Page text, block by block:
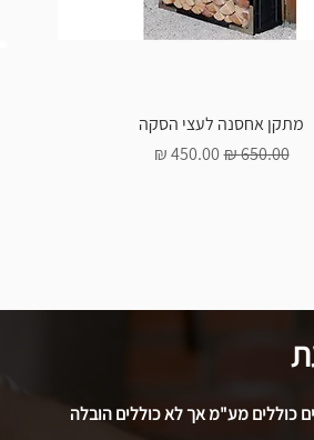
מתקן אחסנה לעצי הסקה
מחיר רגיל‏650.00 ‏₪ מחיר מבצע‏450.00 ‏₪
כוללים מע"מ אך לא כוללים הובלה